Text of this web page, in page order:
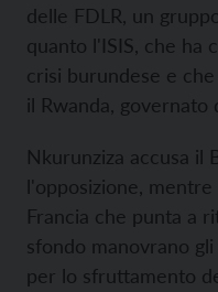
delle FDLR, un
quanto l'ISIS, che ha
crisi burundese e
il Rwanda, governato
Nkurunziza accusa il
l'opposizione,
Francia che punta a
sfondo manovrano
per lo sfruttamento